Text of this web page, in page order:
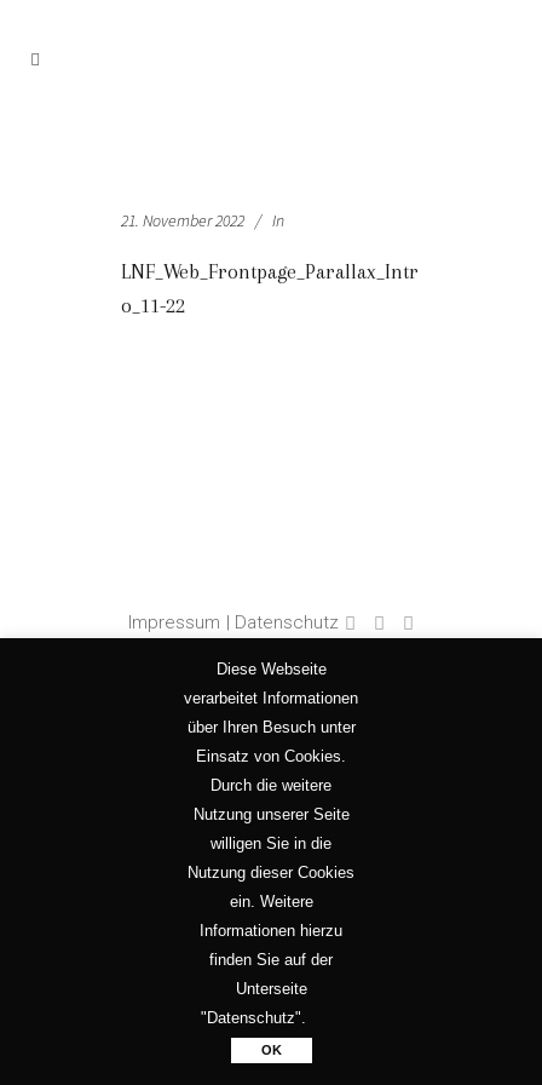
21. November 2022 In
LNF_Web_Frontpage_Parallax_Intr
o_11-22
Impressum | Datenschutz
Diese Webseite
verarbeitet Informationen
über Ihren Besuch unter
Einsatz von Cookies.
Durch die weitere
Nutzung unserer Seite
willigen Sie in die
Nutzung dieser Cookies
ein. Weitere
Informationen hierzu
finden Sie auf der
Unterseite
"Datenschutz".
OK